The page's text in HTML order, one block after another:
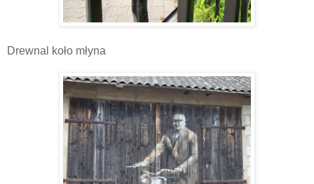
Drewnal koło młyna